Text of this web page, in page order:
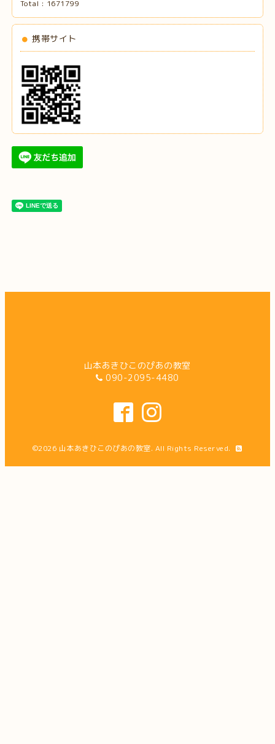
Total : 1671799
携帯サイト
山本あきひこのぴあの教室
090-2095-4480
©2026 山本あきひこのぴあの教室. All Rights Reserved.